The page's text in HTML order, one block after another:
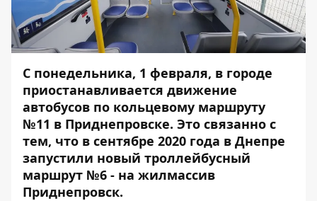
С понедельника, 1 февраля, в городе
приостанавливается движение
автобусов по кольцевому маршруту
№11 в Приднепровске. Это связанно с
тем, что в сентябре 2020 года в Днепре
запустили новый троллейбусный
маршрут №6 - на жилмассив
Приднепровск.